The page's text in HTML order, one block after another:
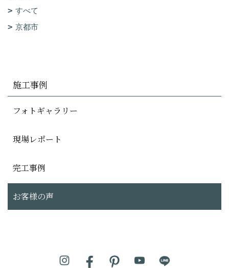
すべて
京都市
施工事例
フォトギャラリー
現場レポート
完工事例
お客様の声